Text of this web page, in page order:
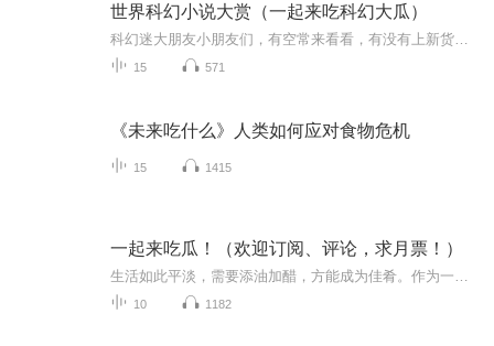
世界科幻小说大赏（一起来吃科幻大瓜）
15 571
《未来吃什么》人类如何应对食物危机
15 1415
一起来吃瓜！（欢迎订阅、评论，求月票！）
10 1182